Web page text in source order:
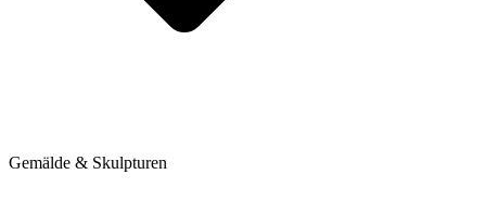
Gemälde & Skulpturen